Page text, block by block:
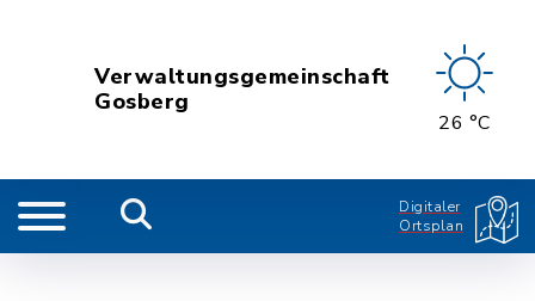
Verwaltungsgemeinschaft
Gosberg
26 °C
Digitaler
Ortsplan